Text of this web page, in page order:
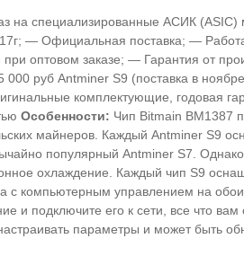
на специализированные АСИК (ASIC)
— Официальная поставка; —
при оптовом заказе; — Гарантия от
000 руб Antminer S9 (поставка в
комплектующие, годовая
Особенности: Чип Bitmain BM1387
майнеров. Каждый Antminer S9
популярный Antminer S7.
охлаждение. Каждый чип S9
с компьютерным управлением на
и подключите его к сети, все что
параметры и может быть